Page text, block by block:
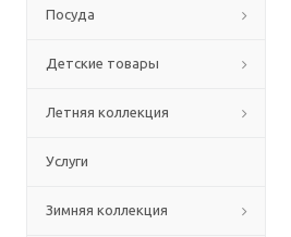
Посуда
Детские товары
Летняя коллекция
Услуги
Зимняя коллекция